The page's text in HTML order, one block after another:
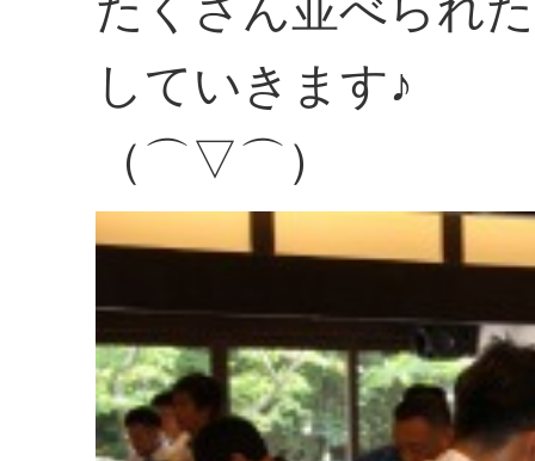
していきます♪
（⌒▽⌒）